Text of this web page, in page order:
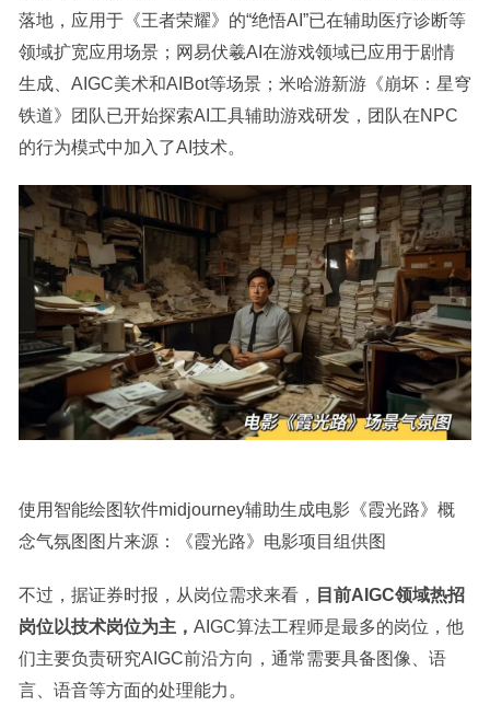
落地，应用于《王者荣耀》的“绝悟AI”已在辅助医疗诊断等
领域扩宽应用场景；网易伏羲AI在游戏领域已应用于剧情
生成、AIGC美术和AIBot等场景；米哈游新游《崩坏：星穹
铁道》团队已开始探索AI工具辅助游戏研发，团队在NPC
的行为模式中加入了AI技术。
使用智能绘图软件midjourney辅助生成电影《霞光路》概
念气氛图图片来源：《霞光路》电影项目组供图
不过，据证券时报，从岗位需求来看，
目前AIGC领域热招
岗位以技术岗位为主， AIGC算法工程师是最多的岗位，他
们主要负责研究AIGC前沿方向，通常需要具备图像、语
言、语音等方面的处理能力。